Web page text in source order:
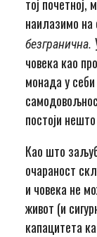
тој
наилазимо на
безгранична.
човека као
монада у
постоји
Као што
очараност
и човека не
живот (и
капацитета